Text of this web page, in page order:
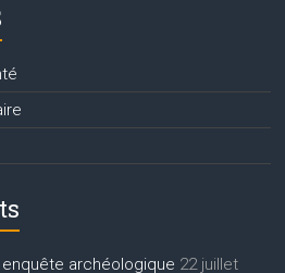
archéologique 22 juillet